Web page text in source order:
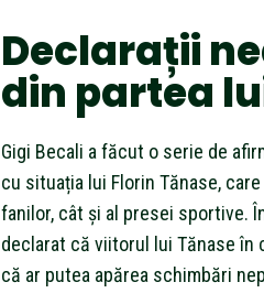
Declarații
din partea
Gigi Becali a făcut o serie de
cu situația lui Florin Tănase,
fanilor, cât și al presei sportive.
declarat că viitorul lui Tănase
că ar putea apărea schimbări